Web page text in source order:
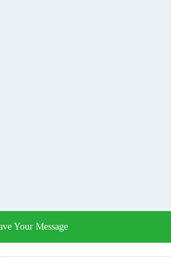
Все права защищены. -Карта сайта-
Your Message